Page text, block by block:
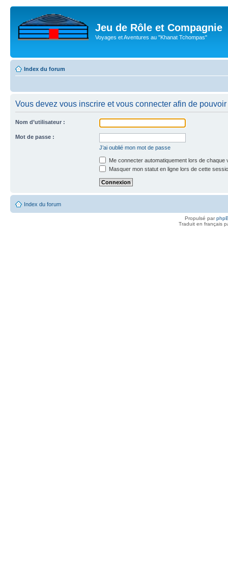
Jeu de Rôle et Compagnie
Voyages et Aventures au "Khanat Tchompas"
Index du forum
Vous devez vous inscrire et vous connecter afin de
Nom d’utilisateur :
Mot de passe :
J’ai oublié mon mot de passe
Me connecter automatiquement lors de chaque
Masquer mon statut en ligne lors de cette
Index du forum
Propulsé par
Traduit en français